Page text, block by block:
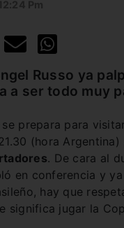
Russo ya
a ser todo muy
se prepara para
(hora
. De cara al
en conferencia y
hay que
significa jugar la